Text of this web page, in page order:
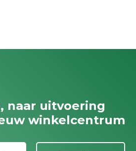
naar uitvoering
winkelcentrum